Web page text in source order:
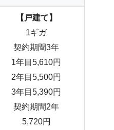
【戸建て】
1ギガ
契約期間3年
1年目5,610円
2年目5,500円
3年目5,390円
契約期間2年
5,720円